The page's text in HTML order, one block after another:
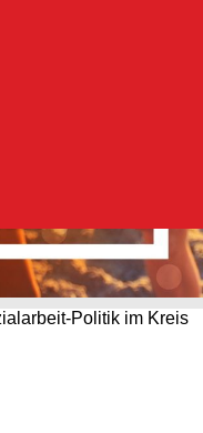
Politik im Kreis